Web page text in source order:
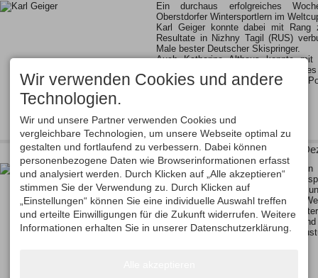
Ein durchaus erfolgreiches
Oberstdorfer Wintersportlern im
Karl Geiger konnte dabei mit
Resultate in Nizhny Tagil (RUS)
Male bester Deutscher Skispringer.
Auch Katharina Althaus konnte
Lillehammer (NOR) bereits eine
ist auf einem guten Weg in Richtung
Vorverkauf für Nordische Ski WM 2021 startet am Freitag, 13.
Vom 23.02. bis 07.03.2021
Langläufer und Langläuferinnen,
sowie Nordischen Kombiniererinnen
im Rahmen der FIS Nordischen Ski
Vor allem für die Oberstdorfer
Katharina Althaus, Vinzenz Geiger
Titelkämpfe vor der eigenen
Wir verwenden Cookies und andere
Technologien.
Wir und unsere Partner verwenden Cookies und
vergleichbare Technologien, um unsere Webseite optimal zu
gestalten und fortlaufend zu verbessern. Dabei können
personenbezogene Daten wie Browserinformationen erfasst
und analysiert werden. Durch Klicken auf „Alle akzeptieren“
stimmen Sie der Verwendung zu. Durch Klicken auf
„Einstellungen“ können Sie eine individuelle Auswahl treffen
und erteilte Einwilligungen für die Zukunft widerrufen. Weitere
Informationen erhalten Sie in unserer Datenschutzerklärung.